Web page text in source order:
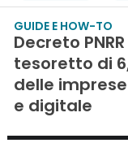
GUIDE E HOW-TO
Decreto
tesoretto di
delle
e digitale